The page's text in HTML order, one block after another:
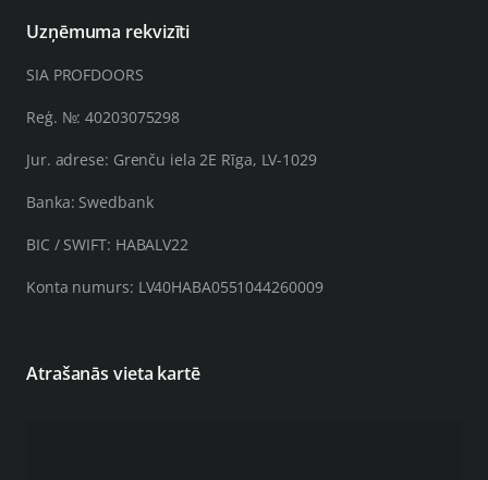
Uzņēmuma rekvizīti
SIA PROFDOORS
Reģ. №: 40203075298
Jur. adrese: Grenču iela 2E Rīga, LV-1029
Banka: Swedbank
BIC / SWIFT: HABALV22
Konta numurs: LV40HABA0551044260009
Atrašanās vieta kartē